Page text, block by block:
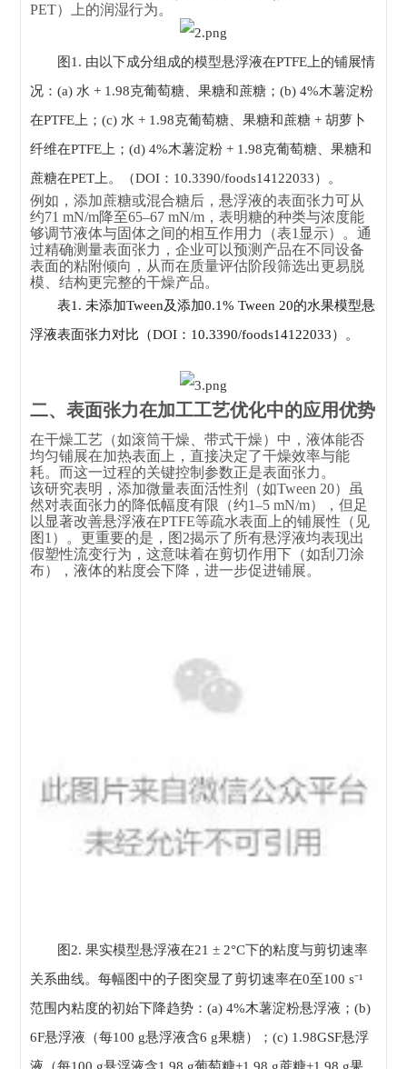
PET）上的润湿行为。
图1. 由以下成分组成的模型悬浮液在PTFE上的铺展情
况：(a) 水 + 1.98克葡萄糖、果糖和蔗糖；(b) 4%木薯淀粉
在PTFE上；(c) 水 + 1.98克葡萄糖、果糖和蔗糖 + 胡萝卜
纤维在PTFE上；(d) 4%木薯淀粉 + 1.98克葡萄糖、果糖和
蔗糖在PET上。（DOI：10.3390/foods14122033）。
例如，添加蔗糖或混合糖后，悬浮液的表面张力可从
约71 mN/m降至65–67 mN/m，表明糖的种类与浓度能
够调节液体与固体之间的相互作用力（表1显示）。通
过精确测量表面张力，企业可以预测产品在不同设备
表面的粘附倾向，从而在质量评估阶段筛选出更易脱
模、结构更完整的干燥产品。
表1. 未添加Tween及添加0.1% Tween 20的水果模型悬
浮液表面张力对比（DOI：10.3390/foods14122033）。
二、表面张力在加工工艺优化中的应用优势
在干燥工艺（如滚筒干燥、带式干燥）中，液体能否
均匀铺展在加热表面上，直接决定了干燥效率与能
耗。而这一过程的关键控制参数正是表面张力。
该研究表明，添加微量表面活性剂（如Tween 20）虽
然对表面张力的降低幅度有限（约1–5 mN/m），但足
以显著改善悬浮液在PTFE等疏水表面上的铺展性（见
图1）。更重要的是，图2揭示了所有悬浮液均表现出
假塑性流变行为，这意味着在剪切作用下（如刮刀涂
布），液体的粘度会下降，进一步促进铺展。
图2. 果实模型悬浮液在21 ± 2°C下的粘度与剪切速率
关系曲线。每幅图中的子图突显了剪切速率在0至100 s⁻¹
范围内粘度的初始下降趋势：(a) 4%木薯淀粉悬浮液；(b)
6F悬浮液（每100 g悬浮液含6 g果糖）；(c) 1.98GSF悬浮